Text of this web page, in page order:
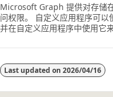
Microsoft Graph 提供对存储
问权限。 自定义应用程序可
并在自定义应用程序中使用它
Last updated on 2026/04/16